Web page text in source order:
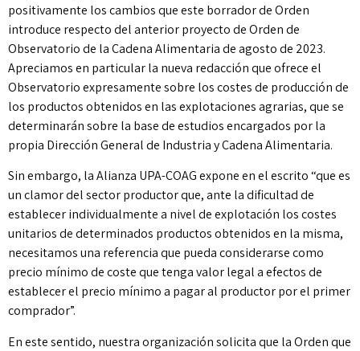
positivamente los cambios que este borrador de Orden
introduce respecto del anterior proyecto de Orden de
Observatorio de la Cadena Alimentaria de agosto de 2023.
Apreciamos en particular la nueva redacción que ofrece el
Observatorio expresamente sobre los costes de producción de
los productos obtenidos en las explotaciones agrarias, que se
determinarán sobre la base de estudios encargados por la
propia Dirección General de Industria y Cadena Alimentaria.
Sin embargo, la Alianza UPA-COAG expone en el escrito “que es
un clamor del sector productor que, ante la dificultad de
establecer individualmente a nivel de explotación los costes
unitarios de determinados productos obtenidos en la misma,
necesitamos una referencia que pueda considerarse como
precio mínimo de coste que tenga valor legal a efectos de
establecer el precio mínimo a pagar al productor por el primer
comprador”.
En este sentido, nuestra organización solicita que la Orden que